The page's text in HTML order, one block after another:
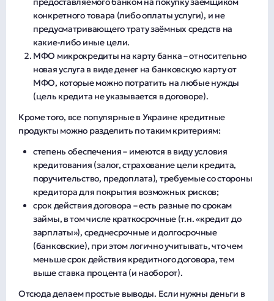
конкретного товара (либо оплаты услуги), и не
предусматривающего трату заёмных средств на
какие-либо иные цели.
МФО микрокредиты на карту банка – относительно
новая услуга в виде денег на банковскую карту от
МФО, которые можно потратить на любые нужды
(цель кредита не указывается в договоре).
Кроме того, все популярные в Украине кредитные
продукты можно разделить по таким критериям:
степень обеспечения – имеются в виду условия
кредитования (залог, страхование цели кредита,
поручительство, предоплата), требуемые со стороны
кредитора для покрытия возможных рисков;
срок действия договора – есть разные по срокам
займы, в том числе краткосрочные (т.н. «кредит до
зарплаты»), среднесрочные и долгосрочные
(банковские), при этом логично учитывать, что чем
меньше срок действия кредитного договора, тем
выше ставка процента (и наоборот).
Отсюда делаем простые выводы. Если нужны деньги в